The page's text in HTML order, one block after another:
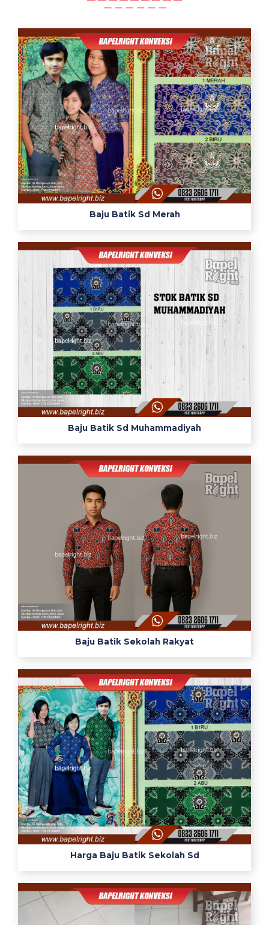
Baju Batik Sd Merah
Baju Batik Sd Muhammadiyah
Baju Batik Sekolah Rakyat
Harga Baju Batik Sekolah Sd